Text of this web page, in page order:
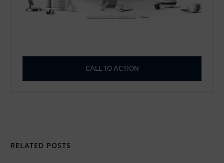
CALL TO ACTION
RELATED POSTS